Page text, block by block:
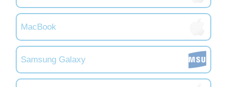
MacBook
Samsung Galaxy